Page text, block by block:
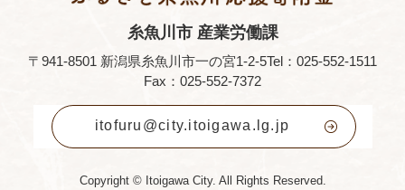
糸魚川市 産業労働課
〒941-8501 新潟県糸魚川市一の宮1-2-5Tel：025-552-1511
Fax：025-552-7372
itofuru@city.itoigawa.lg.jp
Copyright © Itoigawa City. All Rights Reserved.